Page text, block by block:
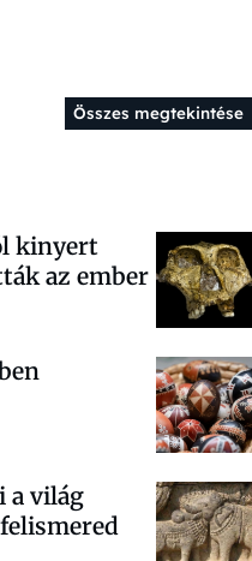
Összes megtekintése
kinyert
az ember
a világ